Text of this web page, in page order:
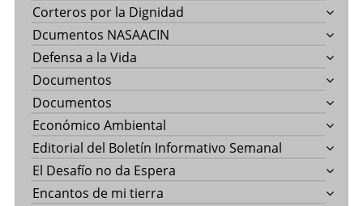
Corteros por la Dignidad
Dcumentos NASAACIN
Defensa a la Vida
Documentos
Documentos
Económico Ambiental
Editorial del Boletín Informativo Semanal
El Desafío no da Espera
Encantos de mi tierra